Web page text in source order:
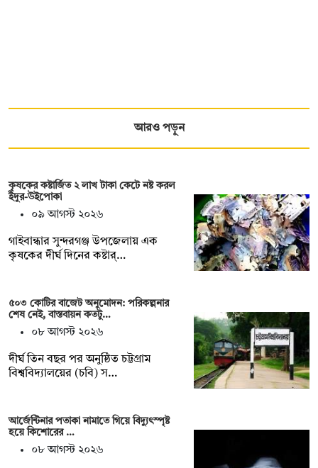
আরও পড়ুন
কৃষকের কষ্টার্জিত ২ লাখ টাকা কেটে নষ্ট করল
ইঁদুর-উইপোকা
০৯ আগস্ট ২০২৬
গাইবান্ধার সুন্দরগঞ্জ উপজেলায় এক
কৃষকের দীর্ঘ দিনের কষ্টার্…
৫০৩ কোটির বাজেট অনুমোদন: পরিকল্পনার
শেষ নেই, বাস্তবায়ন কতটু…
০৮ আগস্ট ২০২৬
দীর্ঘ তিন বছর পর অনুষ্ঠিত চট্টগ্রাম
বিশ্ববিদ্যালয়ের (চবি) স…
আর্জেন্টিনার পতাকা নামাতে গিয়ে বিদ্যুৎস্পৃষ্ট
হয়ে কিশোরের …
০৮ আগস্ট ২০২৬